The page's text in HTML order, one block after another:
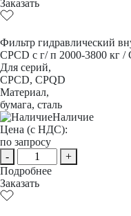
Заказать
Фильтр гидравлический
CPCD с г/ п 2000-3800 кг /
Для серий,
CPCD, CPQD
Материал,
бумага, сталь
Наличие
Цена (с НДС):
по запросу
-
+
Подробнее
Заказать